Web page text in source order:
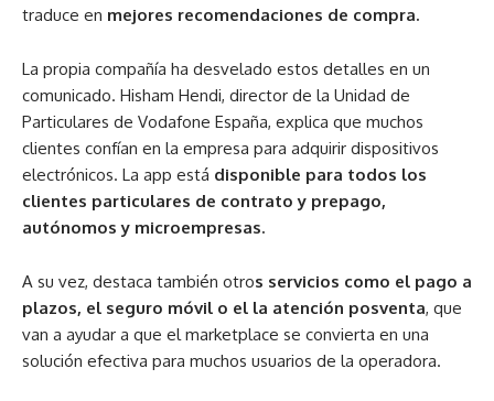
traduce en mejores recomendaciones de compra.
La propia compañía ha desvelado estos detalles en un
comunicado. Hisham Hendi, director de la Unidad de
Particulares de Vodafone España, explica que muchos
clientes confían en la empresa para adquirir dispositivos
electrónicos. La app está disponible para todos los
clientes particulares de contrato y prepago,
autónomos y microempresas.
A su vez, destaca también otros servicios como el pago a
plazos, el seguro móvil o el la atención posventa, que
van a ayudar a que el marketplace se convierta en una
solución efectiva para muchos usuarios de la operadora.